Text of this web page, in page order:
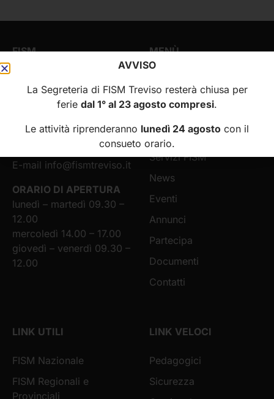
FISM
Scuole Materne
della Provincia di Treviso
31100 Treviso (TV)
Telefono: 0422 582767
E-mail info@fismtreviso.it
ORARIO DI APERTURA
lunedì – martedì 09.30 –
12.00
mercoledì 14.00 – 17.00
giovedì – venerdì 09.30 –
12.00
MENÙ
Chi siamo
nido
Servizi FISM
News
Eventi
Annunci
Partecipa
Documenti
Contatti
LINK UTILI
FISM Nazionale
FISM Regionali e
Provinciali
LINK VELOCI
Pedagogici
Sicurezza
AVVISO
La Segreteria di FISM Treviso resterà chiusa per
ferie dal 1° al 23 agosto compresi.
Le attività riprenderanno lunedì 24 agosto con il
consueto orario.